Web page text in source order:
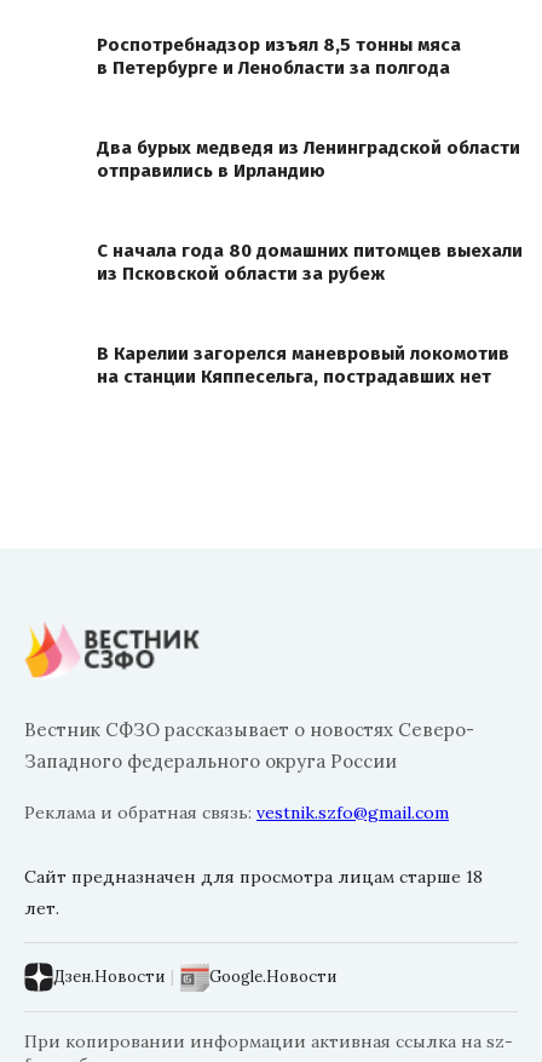
Роспотребнадзор изъял 8,5 тонны мяса
в Петербурге и Ленобласти за полгода
Два бурых медведя из Ленинградской области
отправились в Ирландию
С начала года 80 домашних питомцев выехали
из Псковской области за рубеж
В Карелии загорелся маневровый локомотив
на станции Кяппесельга, пострадавших нет
Вестник СФЗО рассказывает о новостях Северо-
Западного федерального округа России
Реклама и обратная связь: vestnik.szfo@gmail.com
Сайт предназначен для просмотра лицам старше 18
лет.
Дзен.Новости | Google.Новости
При копировании информации активная ссылка на sz-